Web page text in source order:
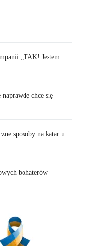
„TAK! Jestem
chce się
sposoby na katar u
bohaterów